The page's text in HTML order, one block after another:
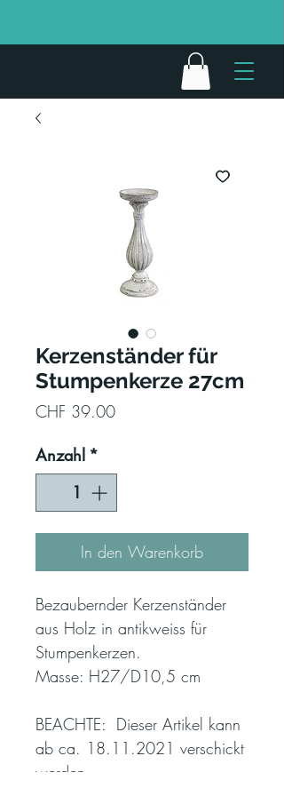
Kerzenständer für
Stumpenkerze 27cm
CHF 39.00Preis
Anzahl *
In den Warenkorb
Bezaubernder Kerzenständer
aus Holz in antikweiss für
Stumpenkerzen.
Masse: H27/D10,5 cm
BEACHTE: Dieser Artikel kann
ab ca. 18.11.2021 verschickt
werden.